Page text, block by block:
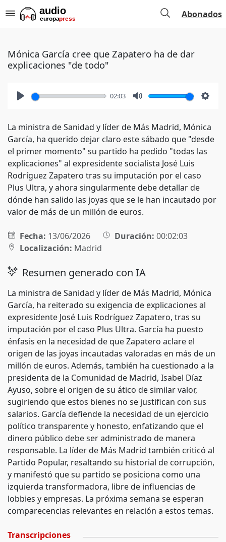
Abonados
Mónica García cree que Zapatero ha de dar
explicaciones "de todo"
02:03
La ministra de Sanidad y líder de Más Madrid, Mónica
García, ha querido dejar claro este sábado que "desde
el primer momento" su partido ha pedido "todas las
explicaciones" al expresidente socialista José Luis
Rodríguez Zapatero tras su imputación por el caso
Plus Ultra, y ahora singularmente debe detallar de
dónde han salido las joyas que se le han incautado por
valor de más de un millón de euros.
Fecha: 13/06/2026 Duración: 00:02:03
Localización: Madrid
Resumen generado con IA
La ministra de Sanidad y líder de Más Madrid, Mónica
García, ha reiterado su exigencia de explicaciones al
expresidente José Luis Rodríguez Zapatero, tras su
imputación por el caso Plus Ultra. García ha puesto
énfasis en la necesidad de que Zapatero aclare el
origen de las joyas incautadas valoradas en más de un
millón de euros. Además, también ha cuestionado a la
presidenta de la Comunidad de Madrid, Isabel Díaz
Ayuso, sobre el origen de su ático de similar valor,
sugiriendo que estos bienes no se justifican con sus
salarios. García defiende la necesidad de un ejercicio
político transparente y honesto, enfatizando que el
dinero público debe ser administrado de manera
responsable. La líder de Más Madrid también criticó al
Partido Popular, resaltando su historial de corrupción,
y manifestó que su partido se posiciona como una
izquierda transformadora, libre de influencias de
lobbies y empresas. La próxima semana se esperan
comparecencias relevantes en relación a estos temas.
Transcripciones